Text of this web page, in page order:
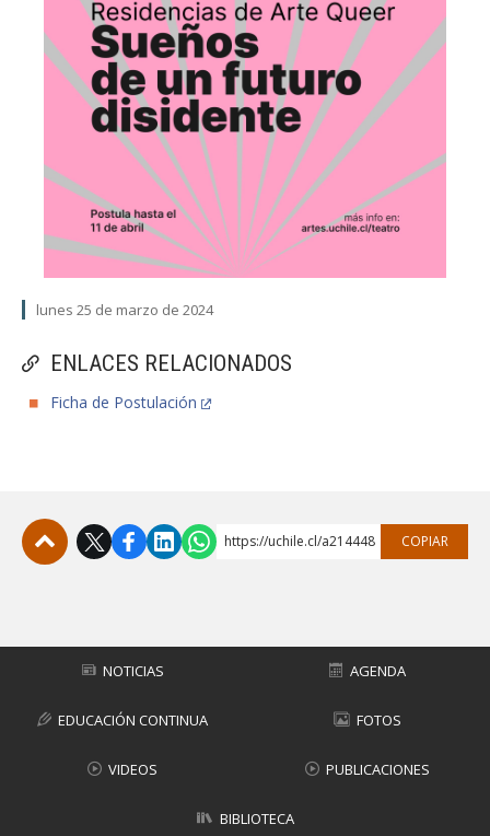
ENLACES RELACIONADOS
Ficha de Postulación
lunes 25 de marzo de 2024
https://uchile.cl/a214448 COPIAR
NOTICIAS AGENDA
EDUCACIÓN CONTINUA FOTOS
VIDEOS PUBLICACIONES
BIBLIOTECA